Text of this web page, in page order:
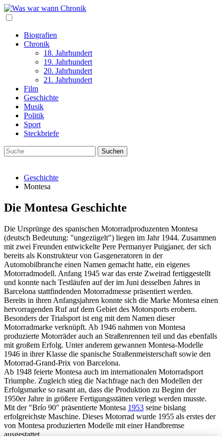
Biografien
Chronik
18. Jahrhundert
19. Jahrhundert
20. Jahrhundert
21. Jahrhundert
Film
Geschichte
Musik
Politik
Sport
Steckbriefe
Geschichte
Montesa
Die Montesa Geschichte
Die Ursprünge des spanischen Motorradproduzenten Montesa
(deutsch Bedeutung: "ungezügelt") liegen im Jahr 1944. Zusammen
mit zwei Freunden entwickelte Pere Permanyer Puigjaner, der sich
bereits als Konstrukteur von Gasgeneratoren in der
Automobilbranche einen Namen gemacht hatte, ein eigenes
Motorradmodell. Anfang 1945 war das erste Zweirad fertiggestellt
und konnte nach Testläufen auf der im Juni desselben Jahres in
Barcelona stattfindenden Motorradmesse präsentiert werden.
Bereits in ihren Anfangsjahren konnte sich die Marke Montesa einen
hervorragenden Ruf auf dem Gebiet des Motorsports erobern.
Besonders der Trialsport ist eng mit dem Namen dieser
Motorradmarke verknüpft. Ab 1946 nahmen von Montesa
produzierte Motorräder auch an Straßenrennen teil und das ebenfalls
mit großem Erfolg. Unter anderem gewannen Montesa-Modelle
1946 in ihrer Klasse die spanische Straßenmeisterschaft sowie den
Motorrad-Grand-Prix von Barcelona.
Ab 1948 feierte Montesa auch im internationalen Motorradsport
Triumphe. Zugleich stieg die Nachfrage nach den Modellen der
Erfolgsmarke so rasant an, dass die Produktion zu Beginn der
1950er Jahre in größere Fertigungsstätten verlegt werden musste.
Mit der "Brío 90" präsentierte Montesa 1953 seine bislang
erfolgreichste Maschine. Dieses Motorrad wurde 1955 als erstes der
von Montesa produzierten Modelle mit einer Handbremse
ausgestattet.